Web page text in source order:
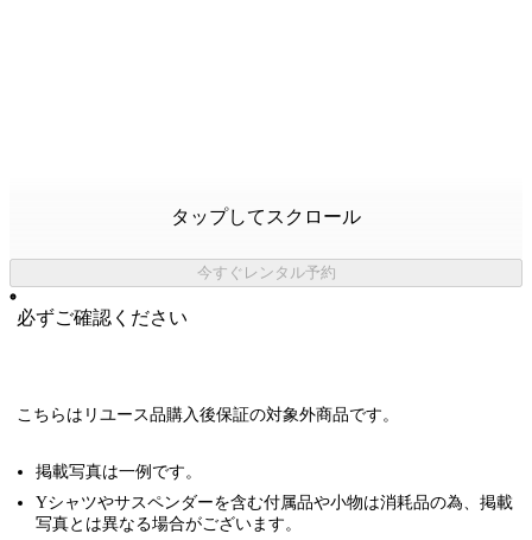
タップしてスクロール
今すぐレンタル予約
必ずご確認ください
こちらはリユース品購入後保証の対象外商品です。
掲載写真は一例です。
Yシャツやサスペンダーを含む付属品や小物は消耗品の為、掲載
写真とは異なる場合がございます。